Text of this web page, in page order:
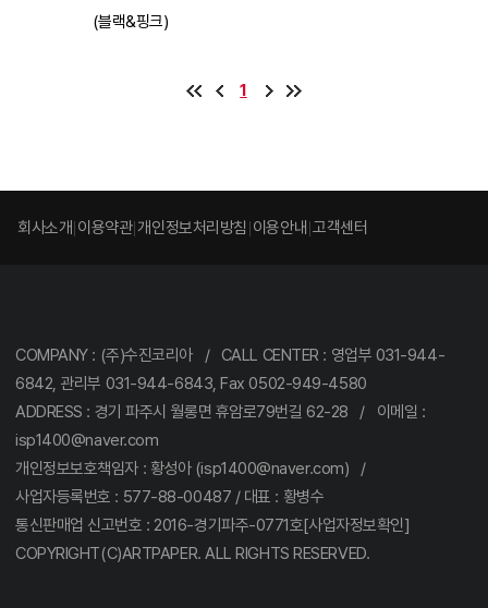
(블랙&핑크)
1
회사소개 이용약관 개인정보처리방침 이용안내 고객센터
COMPANY : (주)수진코리아 / CALL CENTER : 영업부 031-944-
6842, 관리부 031-944-6843, Fax 0502-949-4580
ADDRESS : 경기 파주시 월롱면 휴암로79번길 62-28 / 이메일 :
isp1400@naver.com
개인정보보호책임자 : 황성아 (isp1400@naver.com) /
사업자등록번호 : 577-88-00487 / 대표 : 황병수
통신판매업 신고번호 : 2016-경기파주-0771호[사업자정보확인]
COPYRIGHT(C)ARTPAPER. ALL RIGHTS RESERVED.